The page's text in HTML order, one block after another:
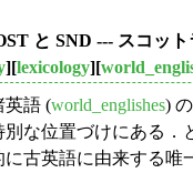
と SND --- スコッ
][lexicology][
語 (world_englishes)
別な位置づけにある
に古英語に由来する